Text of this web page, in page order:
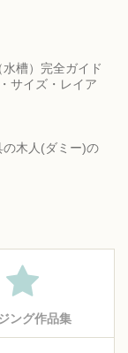
水槽）完全ガイド
サイズ・レイア
の木人(ダミー)の
ング作品集